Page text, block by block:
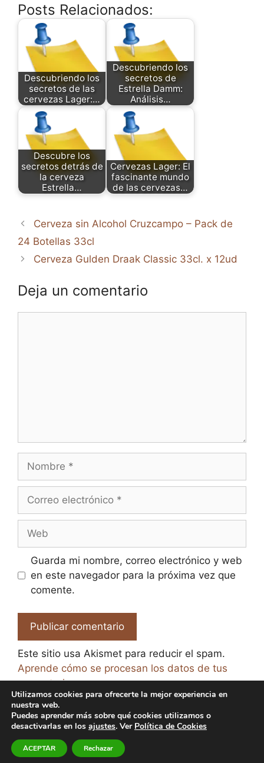
Posts Relacionados:
Descubriendo los
secretos de las
cervezas Lager:…
Descubriendo los
secretos de
Estrella Damm:
Análisis…
Descubre los
secretos detrás de
la cerveza
Estrella…
Cervezas Lager: El
fascinante mundo
de las cervezas…
Cerveza sin Alcohol Cruzcampo – Pack de
24 Botellas 33cl
Cerveza Gulden Draak Classic 33cl. x 12ud
Deja un comentario
Nombre
Correo
Web
Guarda mi nombre, correo electrónico y web
en este navegador para la próxima vez que
comente.
Este sitio usa Akismet para reducir el spam.
Aprende cómo se procesan los datos de tus
comentarios.
© 2026 El Paraíso de la Cerveza -
de Privacidad -Política de Cookies
Utilizamos cookies para ofrecerte la mejor experiencia en
nuestra web.
Puedes aprender más sobre qué cookies utilizamos o
desactivarlas en los ajustes. Ver Política de Cookies
ACEPTAR Rechazar